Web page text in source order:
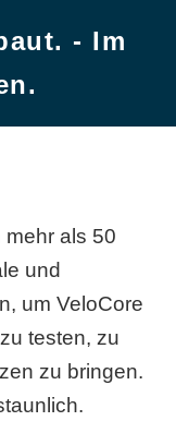
- Im
als 50
und
um VeloCore
testen, zu
zu bringen.